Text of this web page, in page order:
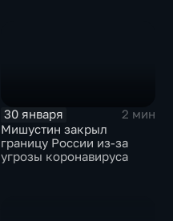
30 января
2 мин
Мишустин закрыл
границу России из-за
угрозы коронавируса